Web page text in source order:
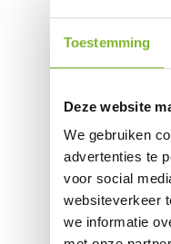
Toestemming
Deze website
We gebruiken
advertenties te
voor social
websiteverkeer
we informatie